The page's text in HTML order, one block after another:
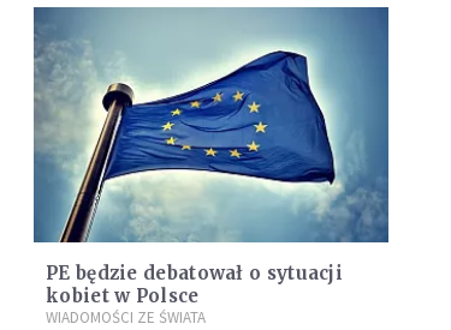
PE będzie debatował o sytuacji
kobiet w Polsce
WIADOMOŚCI ZE ŚWIATA